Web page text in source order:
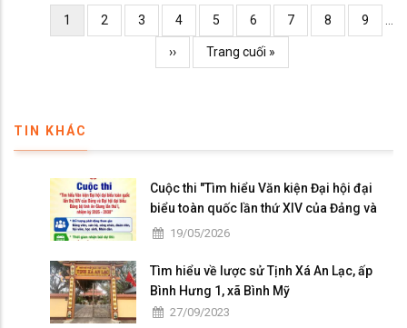
PaginationCurrent
page
1 Page
2 Page
3 Page
4 Page
5 Page
6 Page
7 Page
8 Page
9
Trang
kế
››
Trang
cuối
Trang cuối »
TIN KHÁC
Cuộc thi "Tìm hiểu Văn kiện Đại hội đại
biểu toàn quốc lần thứ XIV của Đảng và
Đại hội đại biểu Đảng bộ tỉnh An Giang lần
19/05/2026
Tìm hiểu về lược sử Tịnh Xá An Lạc, ấp
Bình Hưng 1, xã Bình Mỹ
27/09/2023